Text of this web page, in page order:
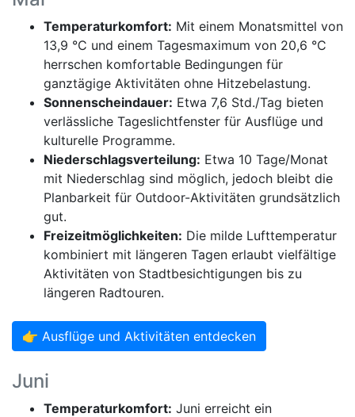
Temperaturkomfort: Mit einem Monatsmittel von
13,9 °C und einem Tagesmaximum von 20,6 °C
herrschen komfortable Bedingungen für
ganztägige Aktivitäten ohne Hitzebelastung.
Sonnenscheindauer: Etwa 7,6 Std./Tag bieten
verlässliche Tageslichtfenster für Ausflüge und
kulturelle Programme.
Niederschlagsverteilung: Etwa 10 Tage/Monat
mit Niederschlag sind möglich, jedoch bleibt die
Planbarkeit für Outdoor-Aktivitäten grundsätzlich
gut.
Freizeitmöglichkeiten: Die milde Lufttemperatur
kombiniert mit längeren Tagen erlaubt vielfältige
Aktivitäten von Stadtbesichtigungen bis zu
längeren Radtouren.
👉 Ausflüge und Aktivitäten entdecken
Juni
Temperaturkomfort: Juni erreicht ein